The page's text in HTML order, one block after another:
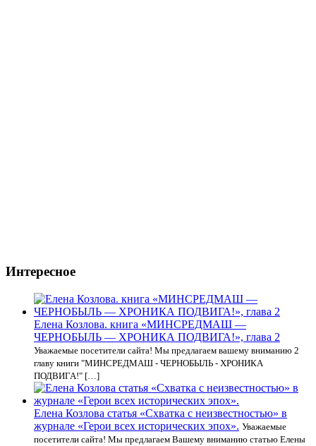
Интересное
Елена Козлова. книга «МИНСРЕДМАШ —
ЧЕРНОБЫЛЬ — ХРОНИКА ПОДВИГА!», глава 2
Уважаемые посетители сайта! Мы предлагаем вашему вниманию 2
главу книги "МИНСРЕДМАШ - ЧЕРНОБЫЛЬ - ХРОНИКА
ПОДВИГА!" […]
Елена Козлова статья «Схватка с неизвестностью» в
журнале «Герои всех исторических эпох». Уважаемые
посетители сайта! Мы предлагаем Вашему вниманию статью Елены